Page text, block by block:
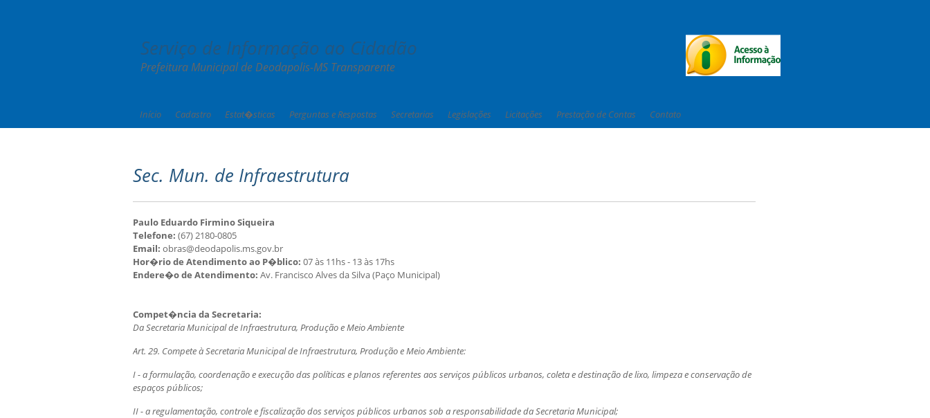
Serviço de Informação ao Cidadão
Prefeitura Municipal de Deodapolis-MS Transparente
Início Cadastro Estat�sticas Perguntas e Respostas Secretarias Legislações Licitações Prestação de Contas Contato
Sec. Mun. de Infraestrutura
Paulo Eduardo Firmino Siqueira
Telefone: (67) 2180-0805
Email: obras@deodapolis.ms.gov.br
Hor�rio de Atendimento ao P�blico: 07 às 11hs - 13 às 17hs
Endere�o de Atendimento: Av. Francisco Alves da Silva (Paço Municipal)
Compet�ncia da Secretaria:
Da Secretaria Municipal de Infraestrutura, Produção e Meio Ambiente
Art. 29. Compete à Secretaria Municipal de Infraestrutura, Produção e Meio Ambiente:
I - a formulação, coordenação e execução das políticas e planos referentes aos serviços públicos urbanos, coleta e destinação de lixo, limpeza e conservação de
espaços públicos;
II - a regulamentação, controle e fiscalização dos serviços públicos urbanos sob a responsabilidade da Secretaria Municipal;